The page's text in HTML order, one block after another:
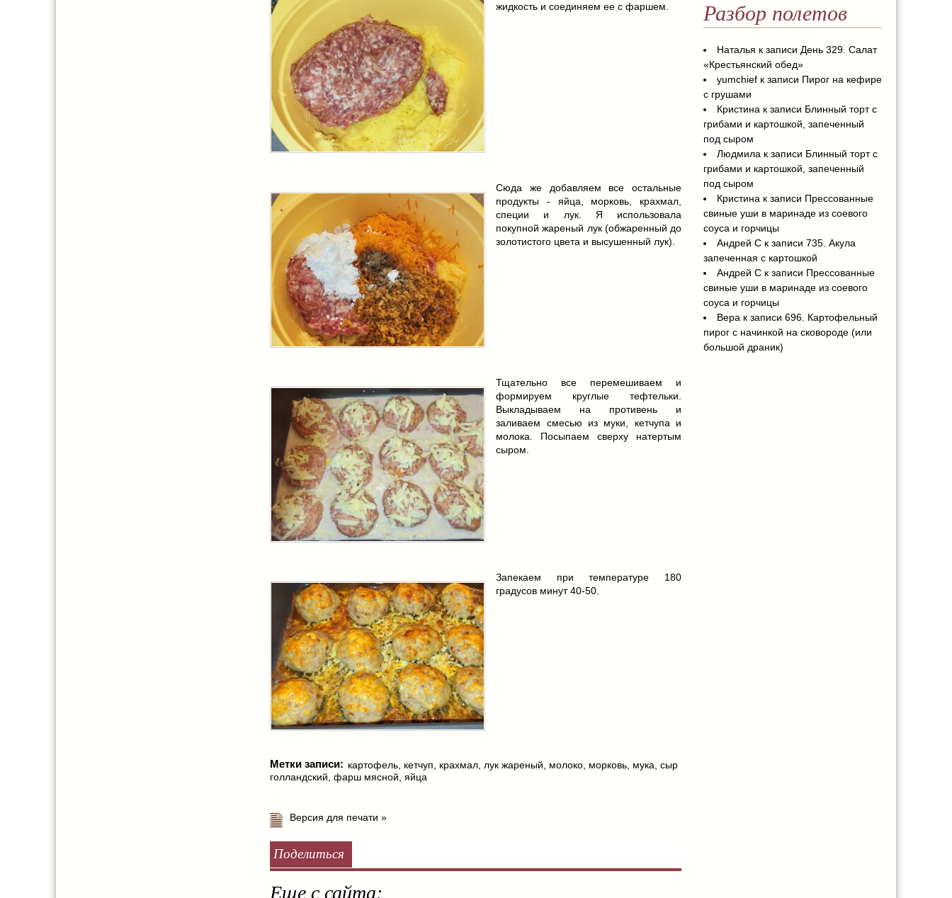
жидкость и соединяем ее с фаршем.
Сюда же добавляем все остальные
продукты - яйца, морковь, крахмал,
специи и лук. Я использовала
покупной жареный лук (обжаренный до
золотистого цвета и высушенный лук).
Тщательно все перемешиваем и
формируем круглые тефтельки.
Выкладываем на противень и
заливаем смесью из муки, кетчупа и
молока. Посыпаем сверху натертым
сыром.
Запекаем при температуре 180
градусов минут 40-50.
Метки записи: картофель, кетчуп, крахмал,лук жареный, молоко, морковь, мука,сыр
голландский,фарш мясной,яйца
Версия для печати »
Поделиться
Еще с сайта:
Разбор полетов
Наталья к записи День 329. Салат
«Крестьянский обед»
yumchiefк записи Пирог на кефире
с грушами
Кристинак записи Блинный торт с
грибами и картошкой, запеченный
под сыром
Людмилак записи Блинный торт с
грибами и картошкой, запеченный
под сыром
Кристинак записи Прессованные
свиные уши в маринаде из соевого
соуса и горчицы
Андрей Ск записи 735. Акула
запеченная с картошкой
Андрей Ск записи Прессованные
свиные уши в маринаде из соевого
соуса и горчицы
Верак записи 696. Картофельный
пирог с начинкой на сковороде (или
большой драник)